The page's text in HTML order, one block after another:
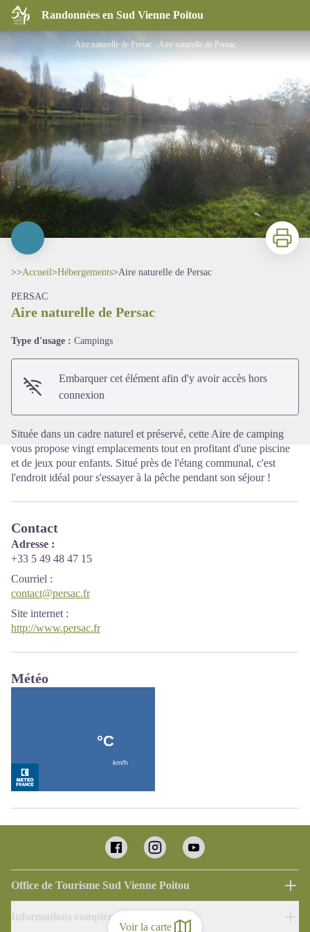
Randonnées en Sud Vienne Poitou
Aire naturelle de Persac
Voir la carte
Aire naturelle de Persac - Aire naturelle de Persac
Imprimer
>>Accueil>Hébergements>Aire naturelle de Persac
PERSAC
Aire naturelle de Persac
Type d'usage : Campings
Embarquer cet élément afin d'y avoir accès hors
connexion
Située dans un cadre naturel et préservé, cette Aire de camping
vous propose vingt emplacements tout en profitant d'une piscine
et de jeux pour enfants. Situé près de l'étang communal, c'est
l'endroit idéal pour s'essayer à la pêche pendant son séjour !
Contact
Adresse :
+33 5 49 48 47 15
Courriel :
contact@persac.fr
Site internet :
http://www.persac.fr
Météo
Office de Tourisme Sud Vienne Poitou
Informations complémentaires